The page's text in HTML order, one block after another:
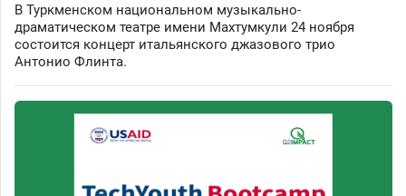
В Туркменском национальном музыкально-
драматическом театре имени Махтумкули 24 ноября
состоится концерт итальянского джазового трио
Антонио Флинта.